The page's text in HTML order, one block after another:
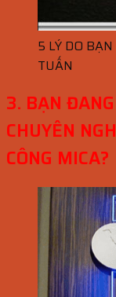
5 LÝ DO
TUẤN
3. BẠN
CHUYÊN
CÔNG MICA?